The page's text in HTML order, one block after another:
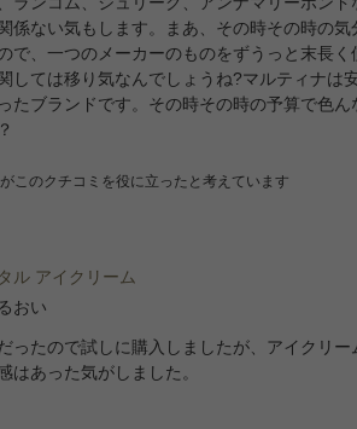
係ない気もします。まあ、その時その時の
で、一つのメーカーのものをずうっと末長
しては移り気なんでしょうね?マルティナは
たブランドです。その時その時の予算で色
このクチコミを役に立ったと考えています
ル アイクリーム
おい
ったので試しに購入しましたが、アイクリ
はあった気がしました。